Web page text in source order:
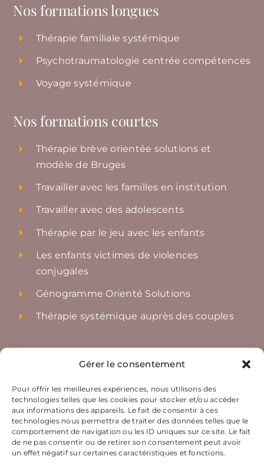
Gérer le consentement
Pour offrir les meilleures expériences, nous utilisons des
technologies telles que les cookies pour stocker et/ou accéder
aux informations des appareils. Le fait de consentir à ces
technologies nous permettra de traiter des données telles que le
comportement de navigation ou les ID uniques sur ce site. Le fait
de ne pas consentir ou de retirer son consentement peut avoir
un effet négatif sur certaines caractéristiques et fonctions.
Nos formations longues
Thérapie familiale systémique
Psychotraumatologie centrée compétences
Voyage systémique
Nos formations courtes
Thérapie brève orientée solutions et
modèle de Bruges
Travailler avec les familles en institution
Travailler avec des adolescents
Thérapie par le jeu avec les enfants
Les enfants victimes de violences
conjugales
Génogramme Orienté Solutions
Thérapie systémique auprès des couples
Accès rapides
Le coaching par IICoS
Nos soirées découvertes
Nous contacter